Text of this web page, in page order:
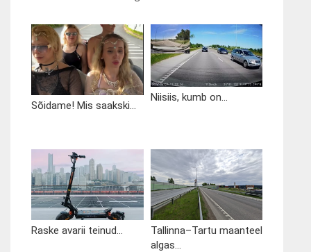
Sõidame! Mis saakski...
Niisiis, kumb on...
Raske avarii teinud...
Tallinna–Tartu maanteel
algas...